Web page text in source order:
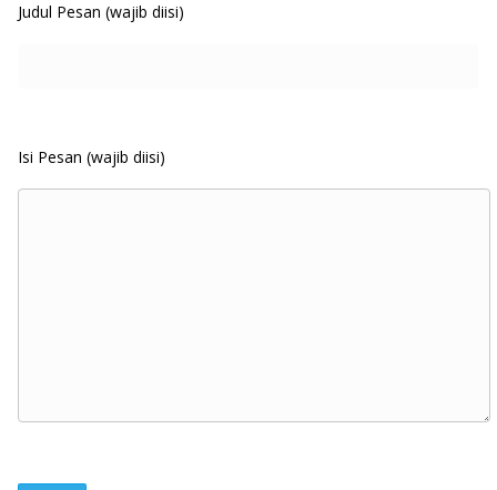
Judul Pesan (wajib diisi)
Isi Pesan (wajib diisi)